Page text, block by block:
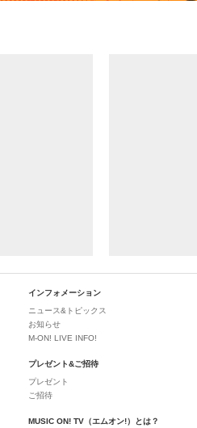
インフォメーション
ニュース&トピックス
お知らせ
M-ON! LIVE INFO!
プレゼント&ご招待
プレゼント
ご招待
MUSIC ON! TV（エムオン!）とは？